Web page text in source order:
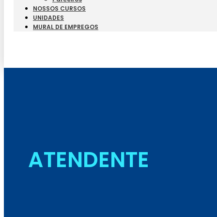
NOSSOS CURSOS
UNIDADES
MURAL DE EMPREGOS
ATENDENTE